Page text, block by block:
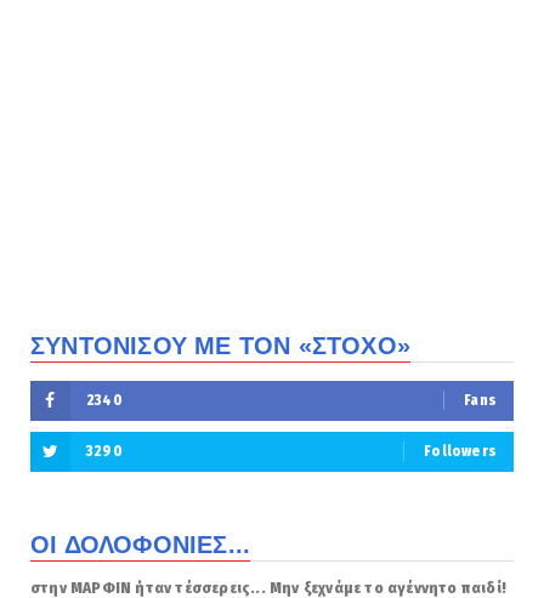
ΣΥΝΤΟΝΙΣΟΥ ΜΕ ΤΟΝ «ΣΤΟΧΟ»
2340 Fans
3290 Followers
ΟΙ ΔΟΛΟΦΟΝΙΕΣ...
στην ΜΑΡΦΙΝ ήταν τέσσερεις... Μην ξεχνάμε το αγέννητο παιδί!